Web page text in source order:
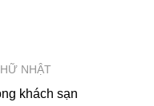
NHẬT
khách sạn